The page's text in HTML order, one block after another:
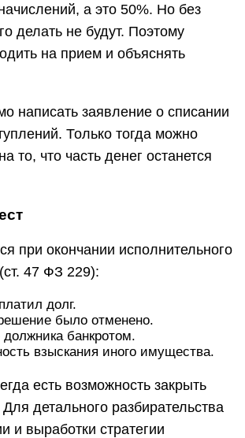
а это 50%. Но без
делать не будут. Поэтому
на прием и объяснять
написать заявление о списании
Только тогда можно
то, что часть денег останется
при окончании исполнительного
47 ФЗ 229):
долг.
было отменено.
должника банкротом.
взыскания иного имущества.
есть возможность закрыть
детального разбирательства
и выработки стратегии